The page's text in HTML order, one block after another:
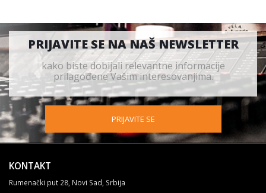
PRIJAVITE SE NA NAŠ NEWSLETTER
kako biste dobijali relevantne informacije
prilagođene Vašim interesovanjima.
PRIJAVITE SE
KONTAKT
Rumenački put 28, Novi Sad, Srbija